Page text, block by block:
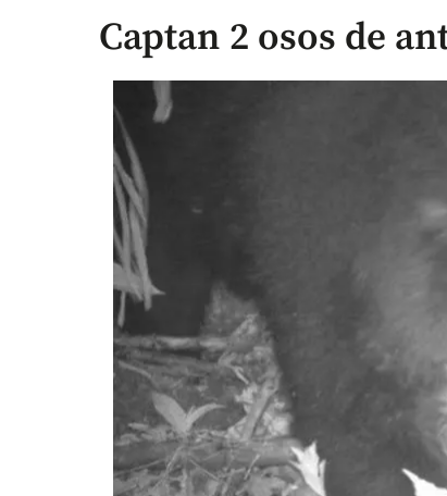
Captan 2 osos de